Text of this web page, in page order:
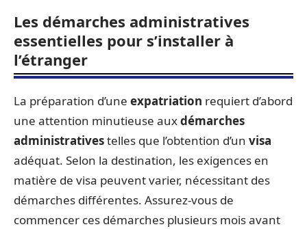
Les démarches administratives
essentielles pour s’installer à
l’étranger
La préparation d’une expatriation requiert d’abord
une attention minutieuse auxdémarches
administrativestelles que l’obtention d’un visa
adéquat. Selon la destination, les exigences en
matière de visa peuvent varier, nécessitant des
démarches différentes. Assurez-vous de
commencer ces démarches plusieurs mois avant